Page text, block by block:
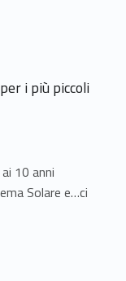
i più piccoli
10 anni
Solare e…ci